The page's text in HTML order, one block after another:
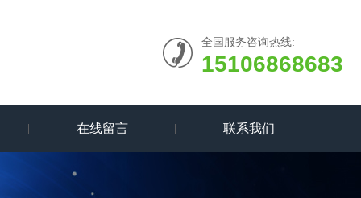
全国服务咨询热线:
15106868683
在线留言 联系我们